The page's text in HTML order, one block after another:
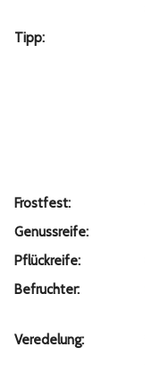
Tipp:
Frostfest:
Genussreife:
Pflückreife:
Befruchter:
Veredelung: